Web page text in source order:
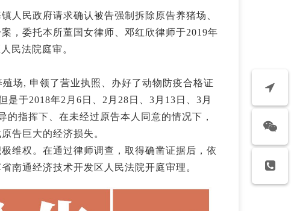
人民政府请求确认被告强制拆除原告养猪场、
，委托本所董国女律师、邓红欣律师于2019年
民法院庭审。
场, 申领了营业执照、办好了动物防疫合格证
于2018年2月6日、2月28日、3月13日、3月
的指挥下、在未经过原告本人同意的情况下，
告巨大的经济损失。
维权。在通过律师调查，取得确凿证据后，依
南通经济技术开发区人民法院开庭审理。